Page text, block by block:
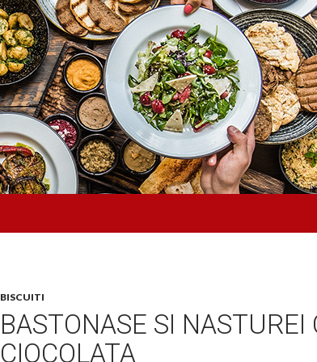
BISCUITI
BASTONASE SI NASTUREI
CIOCOLATA